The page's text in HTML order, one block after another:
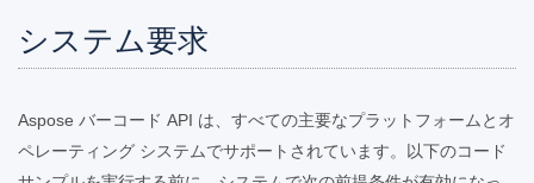
システム要求
Aspose バーコード API は、すべての主要なプラットフォームとオ
ペレーティング システムでサポートされています。以下のコード